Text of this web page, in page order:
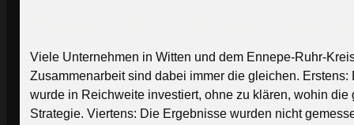
Viele Unternehmen in Witten und dem Ennepe-Ruhr-
Zusammenarbeit sind dabei immer die gleichen.
wurde in Reichweite investiert, ohne zu klären, wohin
Strategie. Viertens: Die Ergebnisse wurden nicht